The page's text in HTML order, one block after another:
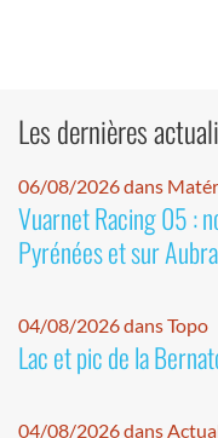
Les dernières
06/08/2026 dans
Vuarnet Racing 05 :
Pyrénées et sur
04/08/2026 dans Topo
Lac et pic de la
04/08/2026 dans